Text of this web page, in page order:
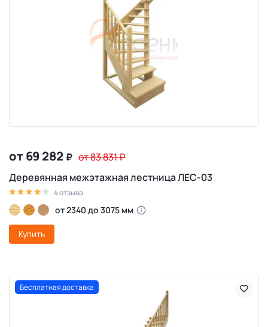
от 69 282 ₽ от 83 831₽
Деревянная межэтажная лестница ЛЕС-03
4 отзыва
от 2340 до 3075 мм
Купить
Бесплатная доставка